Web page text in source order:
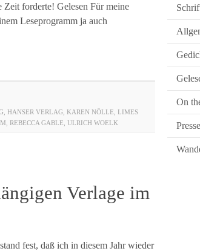
forderte! Gelesen Für meine
Leseprogramm ja auch
HANSER VERLAG KAREN NÖLLE LIMES
REBECCA GABLE ULRICH WOELK
Verlage im
fest, daß ich in diesem Jahr wieder
On
Presse